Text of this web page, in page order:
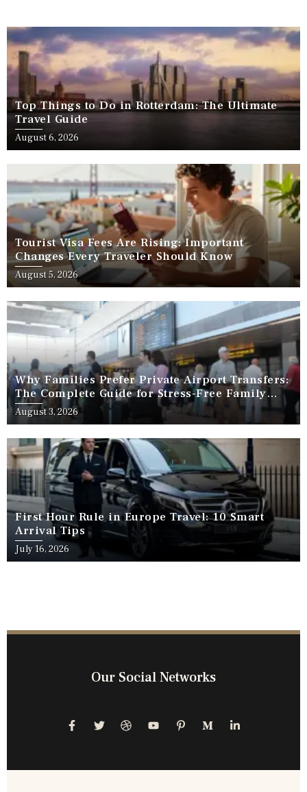
Top Things to Do in Rotterdam: The Ultimate
Travel Guide
August 6, 2026
Tourist Visa Fees Are Rising: Important
Changes Every Traveler Should Know
August 5, 2026
Why Families Prefer Private Airport Transfers:
The Complete Guide for Stress-Free Family
Travel
August 3, 2026
First Hour Rule in Europe Travel: 10 Smart
Arrival Tips
July 16, 2026
Our Social Networks